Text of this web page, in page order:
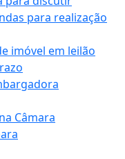
para realização
imóvel em leilão
Câmara